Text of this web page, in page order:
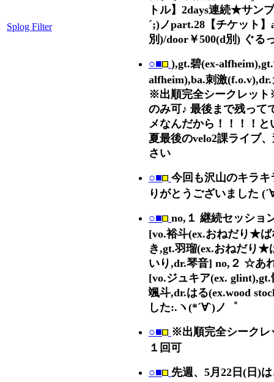
Splog Filter
トル】2days連続★サン
´;)ノpart.28【チケット】
別)/door￥500(d別) ぐる
○■ ),gt.碧(ex-
alfheim),ba.刺激(f.o.v),dr.
※出順完全シークレッ
のみ可♪ 最後まで残って
メなんだから！！！！
夏最後のvelo2課ライブ
さい
○■ 今回も沢山のキラキ
りがとうございました
○■ no,１ 継続セッショ
[vo.裕斗(ex.おねだり★ば
き,gt.羽瑠(ex.おねだり★
いり,dr.琴音] no,２ ☆
[vo.ジュキア(ex. glint),gt.
颯斗,dr.はる(ex.wood
した:.ヽ(*´∀`)ノ゜
○■ ※出順完全シーク
１回可
○■ 先週、5月22日(日)